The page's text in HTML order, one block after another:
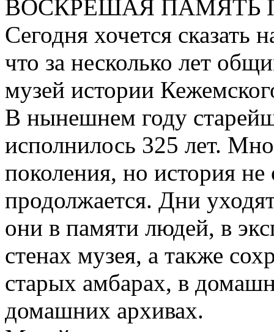
ВОСКРЕШАЯ ПАМЯТЬ
Сегодня хочется
что за несколько лет
музей истории
В нынешнем году
исполнилось 325 лет.
поколения, но история
продолжается. Дни
они в памяти людей, в
стенах музея, а также
старых амбарах, в
домашних архивах.